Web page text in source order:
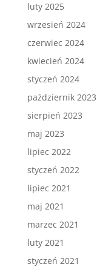
luty 2025
wrzesień 2024
czerwiec 2024
kwiecień 2024
styczeń 2024
październik 2023
sierpień 2023
maj 2023
lipiec 2022
styczeń 2022
lipiec 2021
maj 2021
marzec 2021
luty 2021
styczeń 2021